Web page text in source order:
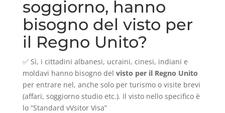
soggiorno, hanno
bisogno del visto per
il Regno Unito?
✅ Sì, i cittadini albanesi, ucraini, cinesi, indiani e
moldavi hanno bisogno del visto per il Regno Unito
per entrare nel, anche solo per turismo o visite brevi
(affari, soggiorno studio etc.). Il visto nello specifico è
lo “Standard vVsitor Visa”